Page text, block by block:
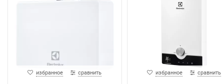
избранное сравнить избранное сравнить